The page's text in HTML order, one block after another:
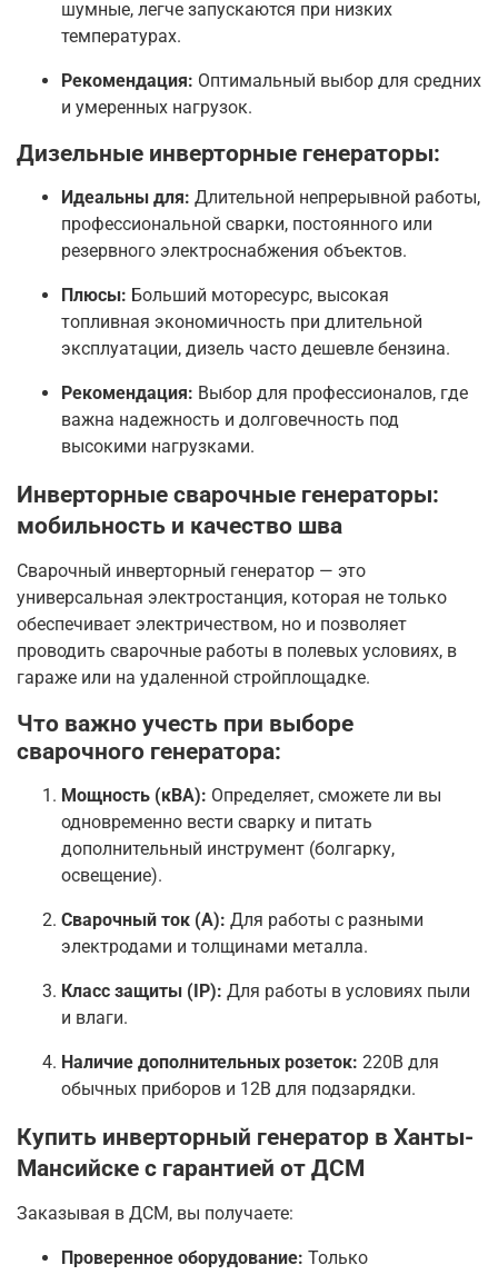
шумные, легче запускаются при низких
температурах.
Рекомендация: Оптимальный выбор для средних
и умеренных нагрузок.
Дизельные инверторные генераторы:
Идеальны для: Длительной непрерывной работы,
профессиональной сварки, постоянного или
резервного электроснабжения объектов.
Плюсы: Больший моторесурс, высокая
топливная экономичность при длительной
эксплуатации, дизель часто дешевле бензина.
Рекомендация: Выбор для профессионалов, где
важна надежность и долговечность под
высокими нагрузками.
Инверторные сварочные генераторы:
мобильность и качество шва
Сварочный инверторный генератор — это
универсальная электростанция, которая не только
обеспечивает электричеством, но и позволяет
проводить сварочные работы в полевых условиях, в
гараже или на удаленной стройплощадке.
Что важно учесть при выборе
сварочного генератора:
Мощность (кВА): Определяет, сможете ли вы
одновременно вести сварку и питать
дополнительный инструмент (болгарку,
освещение).
Сварочный ток (А): Для работы с разными
электродами и толщинами металла.
Класс защиты (IP): Для работы в условиях пыли
и влаги.
Наличие дополнительных розеток: 220В для
обычных приборов и 12В для подзарядки.
Купить инверторный генератор в Ханты-
Мансийске с гарантией от ДСМ
Заказывая в ДСМ, вы получаете:
Проверенное оборудование: Только